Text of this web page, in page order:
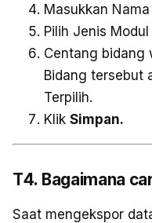
Masukkan
Pilih Jenis
Centang bidang
Bidang tersebut
Terpilih.
Klik Simpan.
T4. Bagaimana
Saat mengekspor